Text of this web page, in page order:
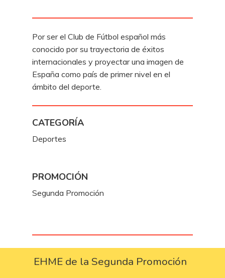
Por ser el Club de Fútbol español más
conocido por su trayectoria de éxitos
internacionales y proyectar una imagen de
España como país de primer nivel en el
ámbito del deporte.
CATEGORÍA
Deportes
PROMOCIÓN
Segunda Promoción
EHME de la Segunda Promoción